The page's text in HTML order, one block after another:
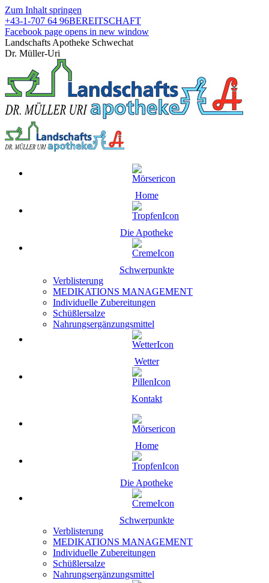
Zum Inhalt springen
+43-1-707 64 96BEREITSCHAFT
Facebook page opens in new window
Landschafts Apotheke Schwechat
Dr. Müller-Uri
Home
Die Apotheke
Schwerpunkte
Verblisterung
MEDIKATIONS MANAGEMENT
Individuelle Zubereitungen
Schüßlersalze
Nahrungsergänzungsmittel
Wetter
Kontakt
Home
Die Apotheke
Schwerpunkte
Verblisterung
MEDIKATIONS MANAGEMENT
Individuelle Zubereitungen
Schüßlersalze
Nahrungsergänzungsmittel